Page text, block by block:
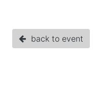
back to event